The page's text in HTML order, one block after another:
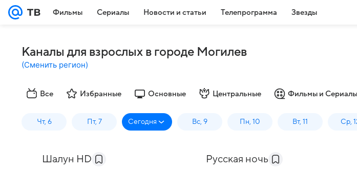
Фильмы Сериалы Новости и статьи Телепрограмма Звезды
Каналы для взрослых в городе Могилев
(Сменить регион)
Все Избранные Основные Центральные Фильмы и Сериалы
Чт, 6 Пт, 7 Сегодня Вс, 9 Пн, 10 Вт, 11 Ср,
Шалун HD Русская ночь